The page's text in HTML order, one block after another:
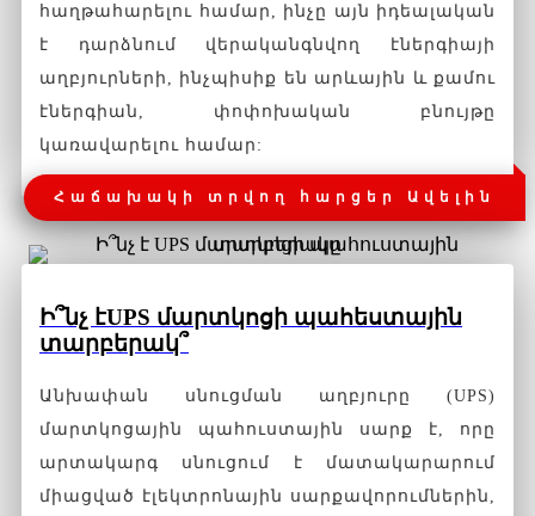
հաղթահարելու համար, ինչը այն իդեալական
է դարձնում վերականգնվող էներգիայի
աղբյուրների, ինչպիսիք են արևային և քամու
էներգիան, փոփոխական բնույթը
կառավարելու համար:
Հաճախակի տրվող հարցեր Ավելին
Ի՞նչ էUPS մարտկոցի պահեստային
տարբերակ՞
Անխափան սնուցման աղբյուրը (UPS)
մարտկոցային պահուստային սարք է, որը
արտակարգ սնուցում է մատակարարում
միացված էլեկտրոնային սարքավորումներին,